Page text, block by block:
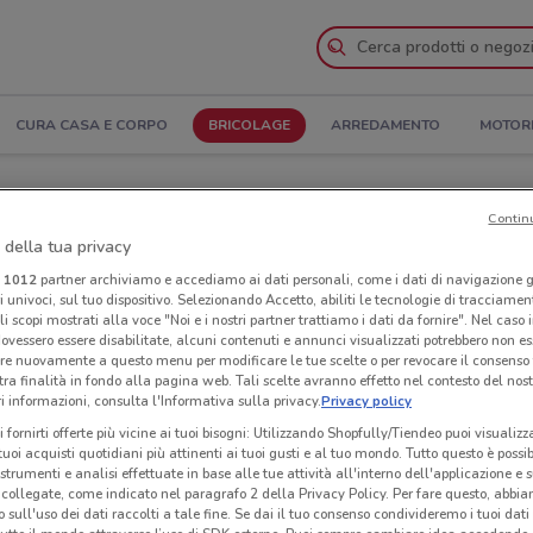
CURA CASA E CORPO BRICOLAGE ARREDAMENTO MOTORI
il Catalogo
GeoTek Center nelle vicinanze
della tua privacy
1012partner archiviamo e accediamo ai dati personali, come i dati di navigazione
sul tuo dispositivo. Selezionando Accetto, abiliti le tecnologie di
scopi mostrati alla voce "Noi e i nostri partner trattiamo i dati da fornire". Nel caso
essere disabilitate, alcuni contenuti e annunci visualizzati potrebbero non
nuovamente a questo menu per modificare le tue scelte o per revocare il
finalità in fondo alla pagina web. Tali scelte avranno effetto nel contesto del
informazioni, consulta l'Informativa sulla privacy.Privacy policy
fornirti offerte più vicine ai tuoi bisogni: Utilizzando Shopfully/Tiendeo puoi
acquisti quotidiani più attinenti ai tuoi gusti e al tuo mondo. Tutto questo è
e analisi effettuate in base alle tue attività all'interno dell'applicazione e
come indicato nel paragrafo 2 della Privacy Policy. Per fare questo,
sull'uso dei dati raccolti a tale fine. Se dai il tuo consenso condivideremo i tuoi dati